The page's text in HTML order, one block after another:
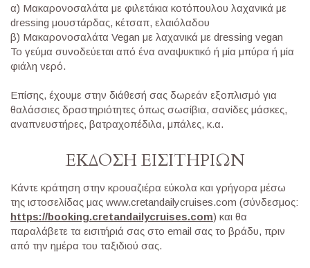
α) Μακαρονοσαλάτα με φιλετάκια κοτόπουλου λαχανικά με
dressing μουστάρδας, κέτσαπ, ελαιόλαδου
β) Μακαρονοσαλάτα Vegan με λαχανικά με dressing vegan
Το γεύμα συνοδεύεται από ένα αναψυκτικό ή μία μπύρα ή μία
φιάλη νερό.
Επίσης, έχουμε στην διάθεσή σας δωρεάν εξοπλισμό για
θαλάσσιες δραστηριότητες όπως σωσίβια, σανίδες μάσκες,
αναπνευστήρες, βατραχοπέδιλα, μπάλες, κ.α.
ΕΚΔΟΣΗ ΕΙΣΙΤΗΡΙΩΝ
Kάντε κράτηση στην κρουαζιέρα εύκολα και γρήγορα μέσω
της ιστοσελίδας μας www.cretandailycruises.com (σύνδεσμος:
https://booking.cretandailycruises.com) και θα
παραλάβετε τα εισιτήριά σας στο email σας το βράδυ, πριν
από την ημέρα του ταξιδιού σας.